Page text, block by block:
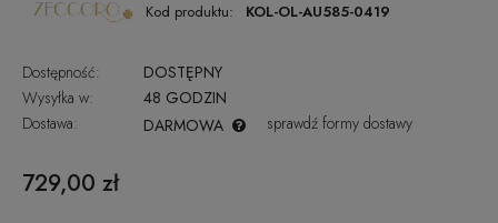
Kod produktu: KOL-OL-AU585-0419
Dostępność:
DOSTĘPNY
Wysyłka w:
48 GODZIN
Dostawa:
DARMOWA sprawdź formy dostawy
729,00 zł